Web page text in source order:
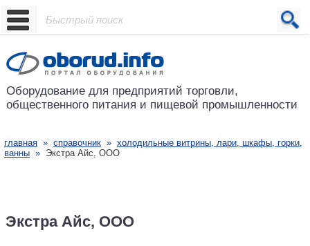
Проект основан в 2001 году
Оборудование для предприятий торговли,
общественного питания и пищевой промышленности
главная » справочник » холодильные витрины, лари, шкафы, горки,
ванны » Экстра Айс, ООО
Экстра Айс, ООО